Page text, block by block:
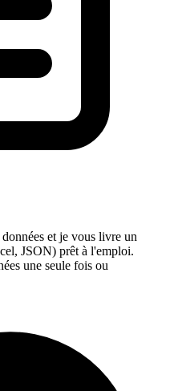
et je vous livre un
JSON) prêt à l'emploi.
une seule fois ou